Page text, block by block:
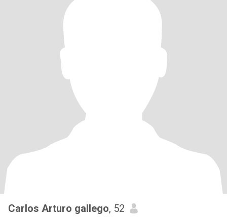
Carlos Arturo gallego, 52